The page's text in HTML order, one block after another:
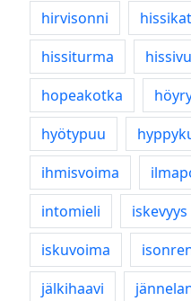
hirvisonni
hissiturma
hopeakotka
hyötypuu
ihmisvoima
intomieli
iskevyys
iskuvoima
jälkihaavi